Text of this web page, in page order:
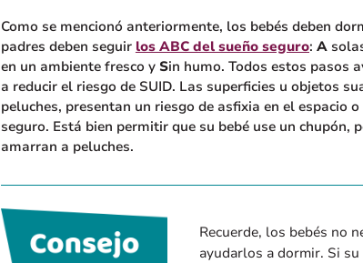
Como se mencionó anteriormente, los bebés deben
padres deben seguir los ABC del sueño seguro: A
en un ambiente fresco y Sin humo. Todos estos pasos
a reducir el riesgo de SUID. Las superficies u objetos
peluches, presentan un riesgo de asfixia en el espacio
seguro. Está bien permitir que su bebé use un chupón,
amarran a peluches.
Recuerde, los bebés no
ayudarlos a dormir. Si